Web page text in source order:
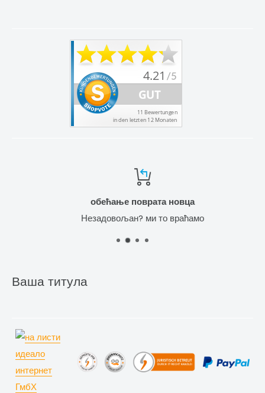
обећање поврата новца
Незадовољан? ми то враћамо
Ваша титула